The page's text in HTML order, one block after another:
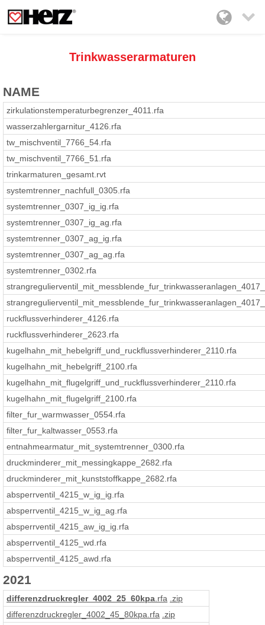

Trinkwasserarmaturen
NAME
zirkulationstemperaturbegrenzer_4011.rfa
wasserzahlergarnitur_4126.rfa
tw_mischventil_7766_54.rfa
tw_mischventil_7766_51.rfa
trinkarmaturen_gesamt.rvt
systemtrenner_nachfull_0305.rfa
systemtrenner_0307_ig_ig.rfa
systemtrenner_0307_ig_ag.rfa
systemtrenner_0307_ag_ig.rfa
systemtrenner_0307_ag_ag.rfa
systemtrenner_0302.rfa
ruckflussverhinderer_4126.rfa
ruckflussverhinderer_2623.rfa
kugelhahn_mit_hebelgriff_und_ruckflussverhinderer_2110.rfa
kugelhahn_mit_hebelgriff_2100.rfa
kugelhahn_mit_flugelgriff_und_ruckflussverhinderer_2110.rfa
kugelhahn_mit_flugelgriff_2100.rfa
filter_fur_warmwasser_0554.rfa
filter_fur_kaltwasser_0553.rfa
entnahmearmatur_mit_systemtrenner_0300.rfa
druckminderer_mit_messingkappe_2682.rfa
druckminderer_mit_kunststoffkappe_2682.rfa
absperrventil_4215_w_ig_ig.rfa
absperrventil_4215_w_ig_ag.rfa
absperrventil_4215_aw_ig_ig.rfa
absperrventil_4125_wd.rfa
absperrventil_4125_awd.rfa
2021
differenzdruckregler_4002_25_60kpa .rfa .zip
differenzdruckregler_4002_45_80kpa .rfa .zip